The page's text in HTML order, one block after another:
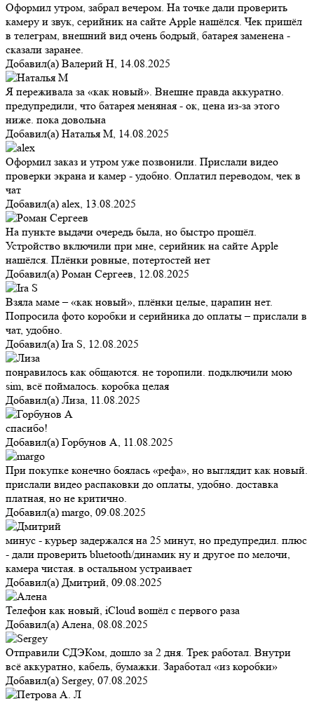
Оформил утром, забрал вечером. На точке дали проверить
камеру и звук, серийник на сайте Apple нашёлся. Чек пришёл
в телеграм, внешний вид очень бодрый, батарея заменена -
сказали заранее.
Добавил(а) Валерий Н, 14.08.2025
Я переживала за «как новый». Внешне правда аккуратно.
предупредили, что батарея меняная - ок, цена из-за этого
ниже. пока довольна
Добавил(а) Наталья М, 14.08.2025
Оформил заказ и утром уже позвонили. Прислали видео
проверки экрана и камер - удобно. Оплатил переводом, чек в
чат
Добавил(а) alex, 13.08.2025
На пункте выдачи очередь была, но быстро прошёл.
Устройство включили при мне, серийник на сайте Apple
нашёлся. Плёнки ровные, потертостей нет
Добавил(а) Роман Сергеев, 12.08.2025
Взяла маме – «как новый», плёнки целые, царапин нет.
Попросила фото коробки и серийника до оплаты – прислали в
чат, удобно.
Добавил(а) Ira S, 12.08.2025
понравилось как общаются. не торопили. подключили мою
sim, всё поймалось. коробка целая
Добавил(а) Лиза, 11.08.2025
спасибо!
Добавил(а) Горбунов А, 11.08.2025
При покупке конечно боялась «рефа», но выглядит как новый.
прислали видео распаковки до оплаты, удобно. доставка
платная, но не критично.
Добавил(а) margo, 09.08.2025
минус - курьер задержался на 25 минут, но предупредил. плюс
- дали проверить bluetooth/динамик ну и другое по мелочи,
камера чистая. в остальном устраивает
Добавил(а) Дмитрий, 09.08.2025
Телефон как новый, iCloud вошёл с первого раза
Добавил(а) Алена, 08.08.2025
Отправили СДЭКом, дошло за 2 дня. Трек работал. Внутри
всё аккуратно, кабель, бумажки. Заработал «из коробки»
Добавил(а) Sergey, 07.08.2025